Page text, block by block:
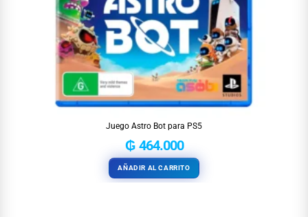
Juego Astro Bot para PS5
₲464.000
AÑADIR AL CARRITO